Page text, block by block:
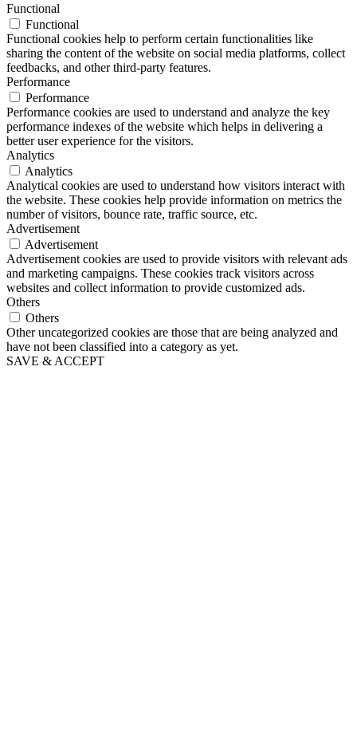
Functional
Functional
Functional cookies help to perform certain functionalities like
sharing the content of the website on social media platforms, collect
feedbacks, and other third-party features.
Performance
Performance
Performance cookies are used to understand and analyze the key
performance indexes of the website which helps in delivering a
better user experience for the visitors.
Analytics
Analytics
Analytical cookies are used to understand how visitors interact with
the website. These cookies help provide information on metrics the
number of visitors, bounce rate, traffic source, etc.
Advertisement
Advertisement
Advertisement cookies are used to provide visitors with relevant ads
and marketing campaigns. These cookies track visitors across
websites and collect information to provide customized ads.
Others
Others
Other uncategorized cookies are those that are being analyzed and
have not been classified into a category as yet.
SAVE & ACCEPT